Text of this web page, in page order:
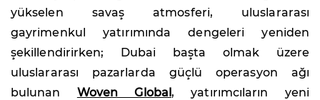
yükselen savaş atmosferi, uluslararası
gayrimenkul yatırımında dengeleri yeniden
şekillendirirken; Dubai başta olmak üzere
uluslararası pazarlarda güçlü operasyon ağı
bulunan Woven Global, yatırımcıların yeni